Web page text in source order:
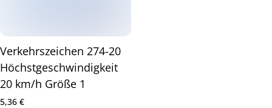
Verkehrszeichen 274-20
Höchstgeschwindigkeit
20 km/h Größe 1
5,36 €